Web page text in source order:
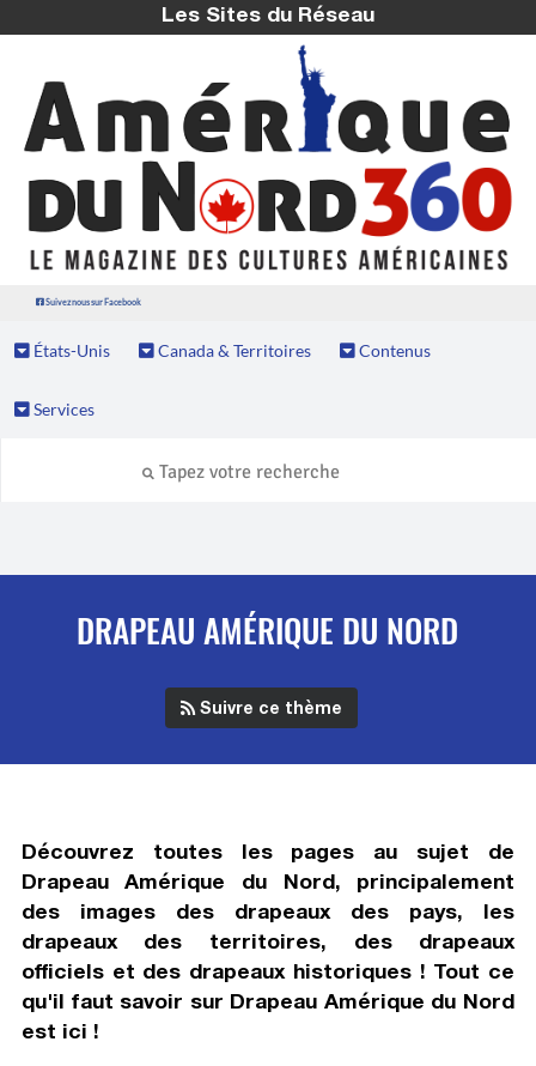
Les Sites du Réseau
Suivez nous sur Facebook
États-Unis Canada & Territoires Contenus
Services
DRAPEAU AMÉRIQUE DU NORD
Suivre ce thème
Découvrez toutes les pages au sujet de
Drapeau Amérique du Nord, principalement
des images des drapeaux des pays, les
drapeaux des territoires, des drapeaux
officiels et des drapeaux historiques ! Tout ce
qu'il faut savoir sur Drapeau Amérique du Nord
est ici !